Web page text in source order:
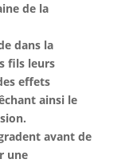
de la
dans la
fils leurs
effets
ainsi le
avant de
une